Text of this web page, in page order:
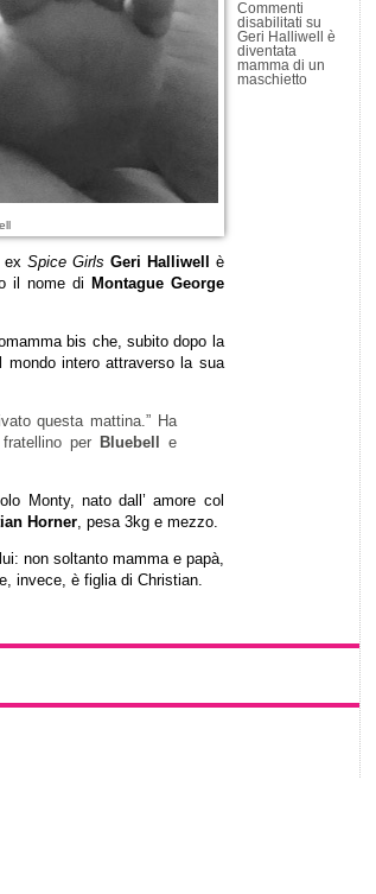
ex Spice Girls Geri Halliwell
è
il nome di
Montague George
bis che, subito dopo la
intero attraverso la sua
questa mattina.” Ha
per Bluebell e
Monty, nato dall’ amore col
Horner, pesa 3kg e mezzo.
non soltanto mamma e papà,
invece, è figlia di Christian.
Commenti
disabilitati su
Geri Halliwell è
diventata
mamma di un
maschietto